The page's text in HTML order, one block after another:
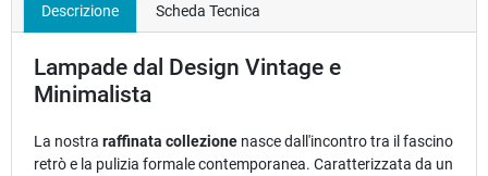
Descrizione Scheda Tecnica
Lampade dal Design Vintage e
Minimalista
La nostra raffinata collezione nasce dall'incontro tra il fascino
retrò e la pulizia formale contemporanea. Caratterizzata da un